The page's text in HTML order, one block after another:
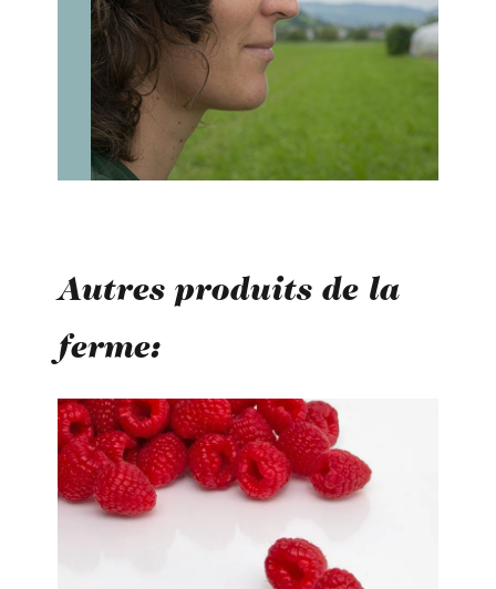
Autres produits de la
ferme:
Ignorer la galerie de produits